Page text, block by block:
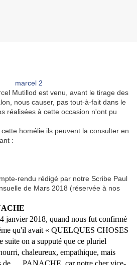
Mutillod est venu, avant le tirage des
nous causer, pas tout-à-fait dans le
réalisées à cette occasion n'ont pu
homélie ils peuvent la consulter en
:
rendu rédigé par notre Scribe Paul
de Mars 2018 (réservée à nos
janvier 2018, quand nous fut confirmé
qu'il avait « QUELQUES CHOSES
on a supputé que ce pluriel
chaleureux, empathique, mais